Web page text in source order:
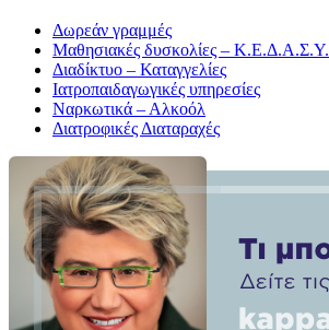
Δωρεάν γραμμές
Μαθησιακές δυσκολίες – Κ.Ε.Δ.Α.Σ.Υ.
Διαδίκτυο – Καταγγελίες
Ιατροπαιδαγωγικές υπηρεσίες
Ναρκωτικά – Αλκοόλ
Διατροφικές Διαταραχές